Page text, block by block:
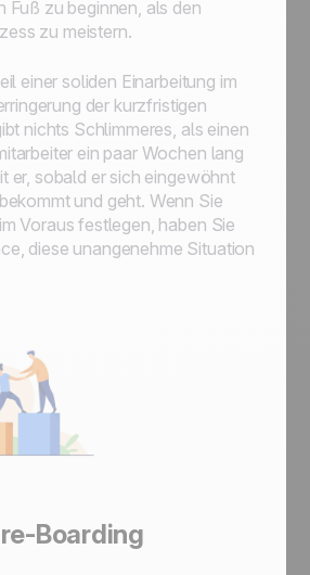
Fuß zu beginnen, als den
zu meistern.
einer soliden Einarbeitung im
der kurzfristigen
nichts Schlimmeres, als einen
ein paar Wochen lang
er, sobald er sich eingewöhnt
und geht. Wenn Sie
Voraus festlegen, haben Sie
diese unangenehme Situation
Boarding